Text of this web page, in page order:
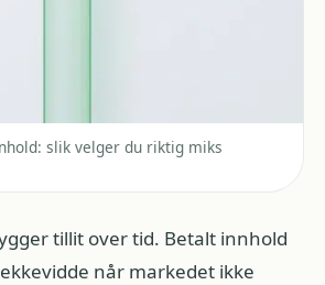
slik velger du riktig miks
tillit over tid. Betalt innhold
når markedet ikke